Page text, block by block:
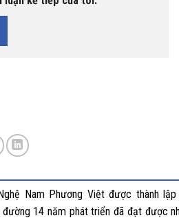
Nam Phương Việt được thành
14 năm phát triển đã đạt được